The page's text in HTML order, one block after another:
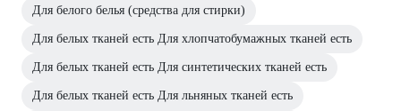
Для белого белья (средства для стирки)
Для белых тканей есть Для хлопчатобумажных тканей есть
Для белых тканей есть Для синтетических тканей есть
Для белых тканей есть Для льняных тканей есть